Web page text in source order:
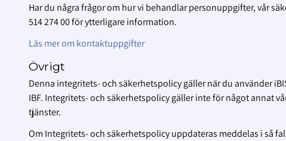
Har du några frågor om hur vi behandlar personuppgifter, vår
514 274 00 för ytterligare information.
Läs mer om kontaktuppgifter
Övrigt
Denna integritets- och säkerhetspolicy gäller när du använder
IBF. Integritets- och säkerhetspolicy gäller inte för något annat
tjänster.
Om Integritets- och säkerhetspolicy uppdateras meddelas i så